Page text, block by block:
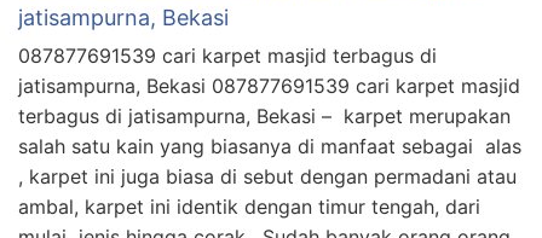
jatisampurna, Bekasi
087877691539 cari karpet masjid terbagus di
jatisampurna, Bekasi 087877691539 cari karpet masjid
terbagus di jatisampurna, Bekasi – karpet merupakan
salah satu kain yang biasanya di manfaat sebagai alas
, karpet ini juga biasa di sebut dengan permadani atau
ambal, karpet ini identik dengan timur tengah, dari